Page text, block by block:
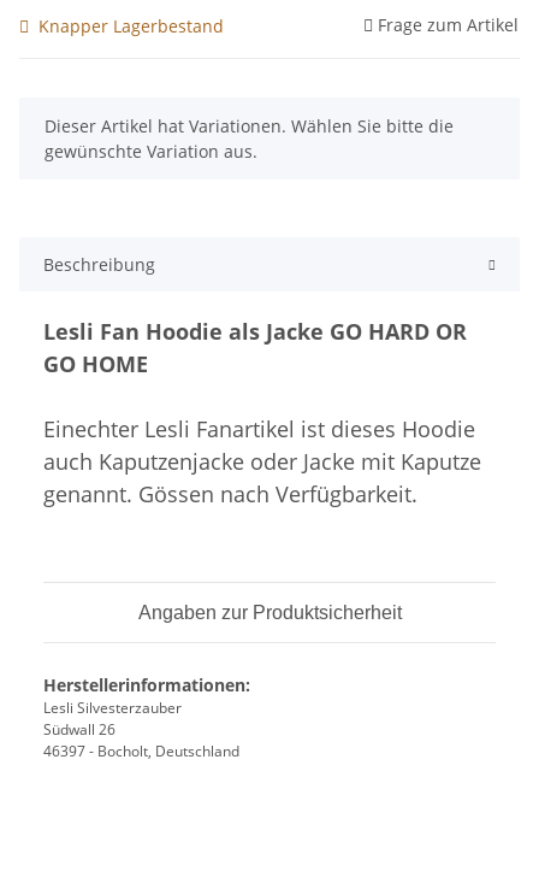
Knapper Lagerbestand Frage zum Artikel
x
Dieser Artikel hat Variationen. Wählen Sie bitte die
gewünschte Variation aus.
Beschreibung
Lesli Fan Hoodie als Jacke GO HARD OR
GO HOME
Einechter Lesli Fanartikel ist dieses Hoodie
auch Kaputzenjacke oder Jacke mit Kaputze
genannt. Gössen nach Verfügbarkeit.
Angaben zur Produktsicherheit
Herstellerinformationen:
Lesli Silvesterzauber
Südwall 26
46397 - Bocholt, Deutschland